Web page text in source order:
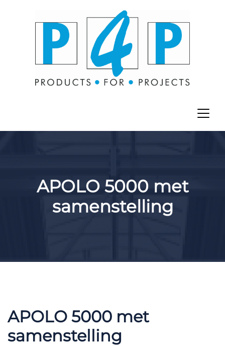
APOLO 5000 met
samenstelling
APOLO 5000 met
samenstelling